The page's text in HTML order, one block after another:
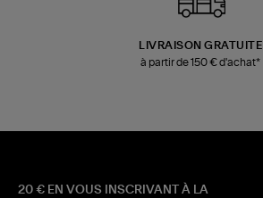
LIVRAISON GRATUITE
à partir de 150 € d'achat*
20 € EN VOUS INSCRIVANT À LA